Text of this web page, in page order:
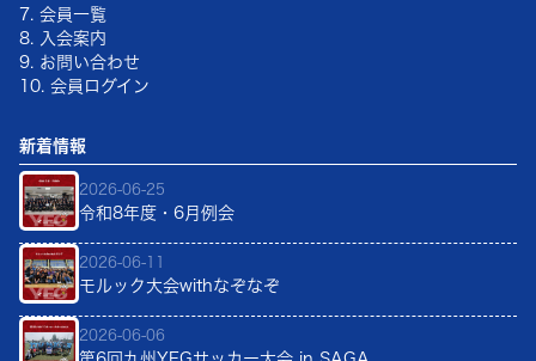
7. 会員一覧
8. 入会案内
9. お問い合わせ
10. 会員ログイン
新着情報
2026-06-25
令和8年度・6月例会
2026-06-11
モルック大会withなぞなぞ
2026-06-06